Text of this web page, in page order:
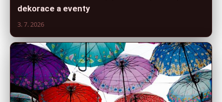
dekorace a eventy
3. 7. 2026